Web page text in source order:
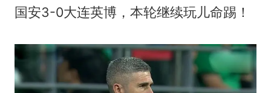
国安3-0大连英博，本轮继续玩儿命踢！